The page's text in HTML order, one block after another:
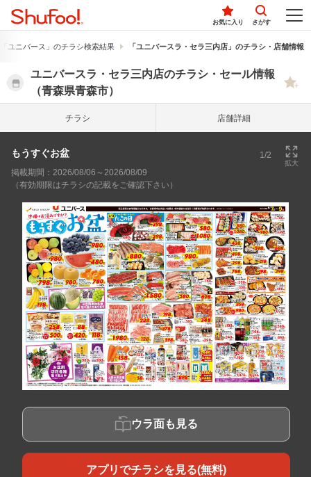
お気に入り さがす
「ユニバース」のチラシ検索結果 「ユニバースラ・セラ三内店」のチラシ・店舗情報
ユニバースラ・セラ三内店のチラシ・セール情報
（青森県青森市）
チラシ 店舗詳細
もうすぐお盆 1/2
拡大
掲載期間：2026/08/06～2026/08/09
（有効期限はチラシの記載をご確認下さい）
ウラ面も見る
アプリでチラシを見る(無料)